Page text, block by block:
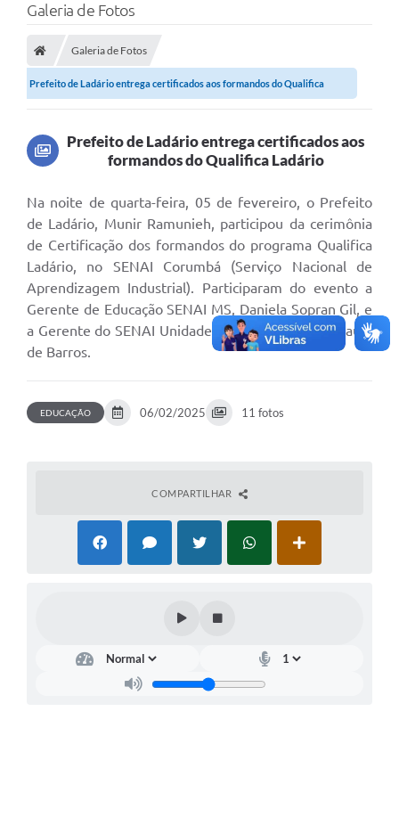
Portal da Transparência
LICITAÇÕES E CONTRATOS
Secretarias
Cultura
Nossa Cidade
SIC
Ouvidoria
A Prefeitura
Galeria de Vídeos
Galeria de Fotos
Galeria de Fotos
Prefeito de Ladário entrega certificados aos formandos do Qualifica
Prefeito de Ladário entrega certificados aos
formandos do Qualifica Ladário
Na noite de quarta-feira, 05 de fevereiro, o Prefeito
de Ladário, Munir Ramunieh, participou da cerimônia
de Certificação dos formandos do programa Qualifica
Ladário, no SENAI Corumbá (Serviço Nacional de
Aprendizagem Industrial). Participaram do evento a
Gerente de Educação SENAI MS, Daniela Sopran Gil, e
a Gerente do SENAI Unidade Corumbá, Silvana Araújo
de Barros.
EDUCAÇÃO 06/02/2025 11 fotos
COMPARTILHAR